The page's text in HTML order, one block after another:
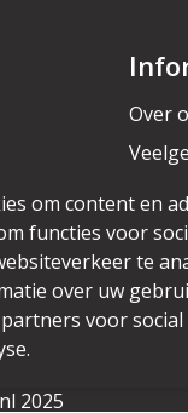
Over
2025
om content en
functies voor
te
over uw
voor social